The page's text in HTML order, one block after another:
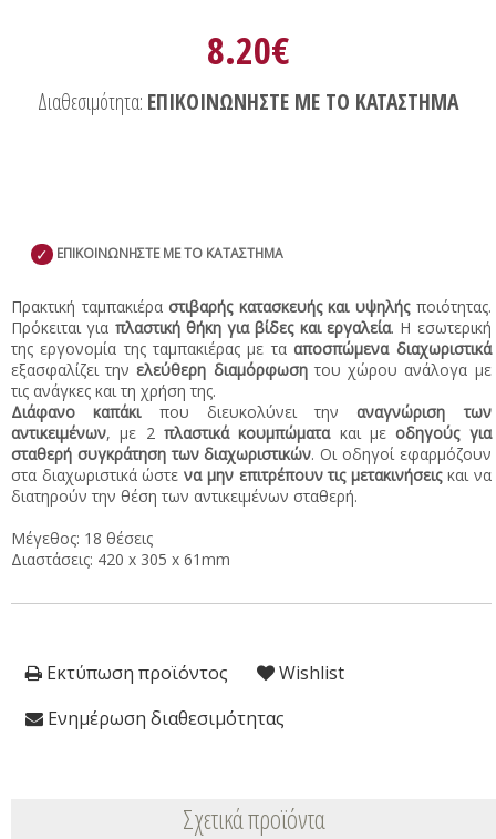
8.20€
Διαθεσιμότητα: ΕΠΙΚΟΙΝΩΝΗΣΤΕ ΜΕ ΤΟ ΚΑΤΑΣΤΗΜΑ
✓ ΕΠΙΚΟΙΝΩΝΗΣΤΕ ΜΕ ΤΟ ΚΑΤΑΣΤΗΜΑ
Πρακτική ταμπακιέραστιβαρής κατασκευής και υψηλής ποιότητας.
Πρόκειται για πλαστική θήκη για βίδες και εργαλεία. Η εσωτερική
της εργονομία της ταμπακιέρας με τααποσπώμενα διαχωριστικά
εξασφαλίζει την ελεύθερη διαμόρφωση του χώρου ανάλογα με
τις ανάγκες και τη χρήση της.
Διάφανο καπάκι που διευκολύνει τηναναγνώριση των
αντικειμένων, με 2 πλαστικά κουμπώματακαι μεοδηγούς για
σταθερή συγκράτηση των διαχωριστικών. Οι οδηγοί εφαρμόζουν
στα διαχωριστικά ώστενα μην επιτρέπουν τις μετακινήσεις και να
διατηρούν την θέση των αντικειμένων σταθερή.
Μέγεθος: 18 θέσεις
Διαστάσεις: 420 x 305 x 61mm
Εκτύπωση προϊόντος
Wishlist
Ενημέρωση διαθεσιμότητας
Σχετικά προϊόντα